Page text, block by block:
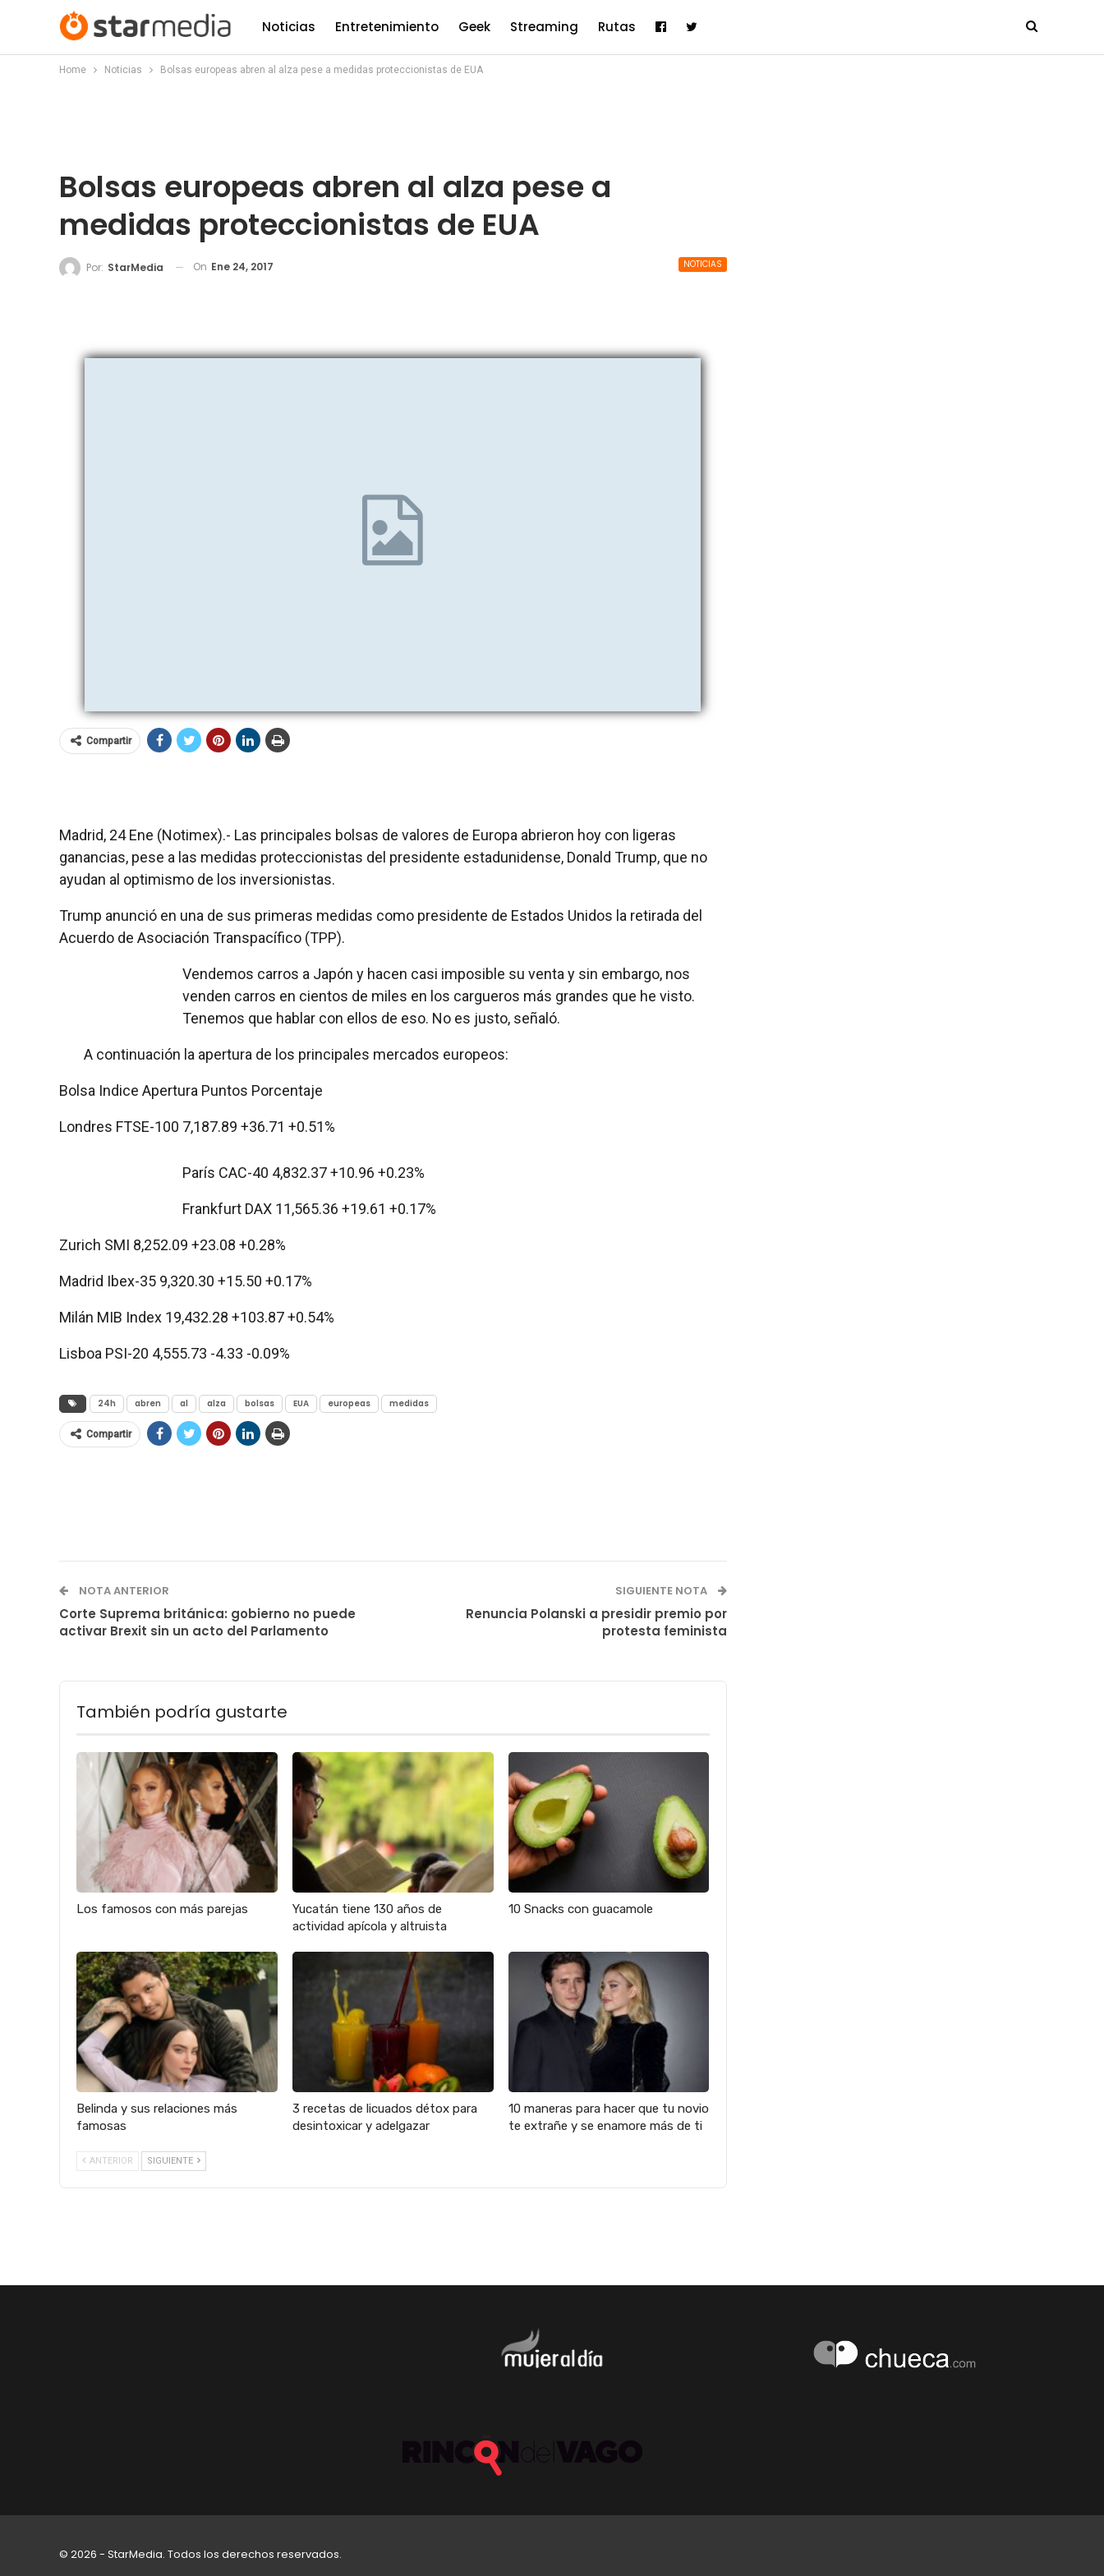
Noticias Entretenimiento Geek Streaming Rutas
Home Noticias Bolsas europeas abren al alza pese a medidas proteccionistas de EUA
Bolsas europeas abren al alza pese a
medidas proteccionistas de EUA
NOTICIAS
Por: StarMedia On Ene 24, 2017
Compartir
Madrid, 24 Ene (Notimex).- Las principales bolsas de valores de Europa abrieron hoy con ligeras
ganancias, pese a las medidas proteccionistas del presidente estadunidense, Donald Trump, que no
ayudan al optimismo de los inversionistas.
Trump anunció en una de sus primeras medidas como presidente de Estados Unidos la retirada del
Acuerdo de Asociación Transpacífico (TPP).
Vendemos carros a Japón y hacen casi imposible su venta y sin embargo, nos
venden carros en cientos de miles en los cargueros más grandes que he visto.
Tenemos que hablar con ellos de eso. No es justo, señaló.
A continuación la apertura de los principales mercados europeos:
Bolsa Indice Apertura Puntos Porcentaje
Londres FTSE-100 7,187.89 +36.71 +0.51%
París CAC-40 4,832.37 +10.96 +0.23%
Frankfurt DAX 11,565.36 +19.61 +0.17%
Zurich SMI 8,252.09 +23.08 +0.28%
Madrid Ibex-35 9,320.30 +15.50 +0.17%
Milán MIB Index 19,432.28 +103.87 +0.54%
Lisboa PSI-20 4,555.73 -4.33 -0.09%
24h abren al alza bolsas EUA europeas medidas
Compartir
NOTA ANTERIOR
Corte Suprema británica: gobierno no puede
activar Brexit sin un acto del Parlamento
SIGUIENTE NOTA
Renuncia Polanski a presidir premio por
protesta feminista
También podría gustarte
Los famosos con más parejas
Yucatán tiene 130 años de
actividad apícola y altruista
10 Snacks con guacamole
Belinda y sus relaciones más
famosas
3 recetas de licuados détox para
desintoxicar y adelgazar
10 maneras para hacer que tu novio
te extrañe y se enamore más de ti
ANTERIOR SIGUIENTE
© 2026 - StarMedia. Todos los derechos reservados.